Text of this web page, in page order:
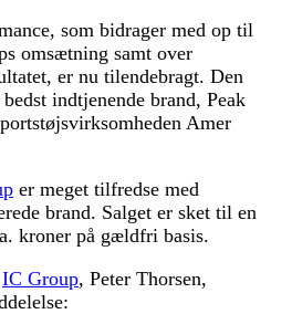
som bidrager med op til
omsætning samt over
er nu tilendebragt. Den
indtjenende brand, Peak
Amer
er meget tilfredse med
brand. Salget er sket til en
kroner på gældfri basis.
IC Group, Peter Thorsen,